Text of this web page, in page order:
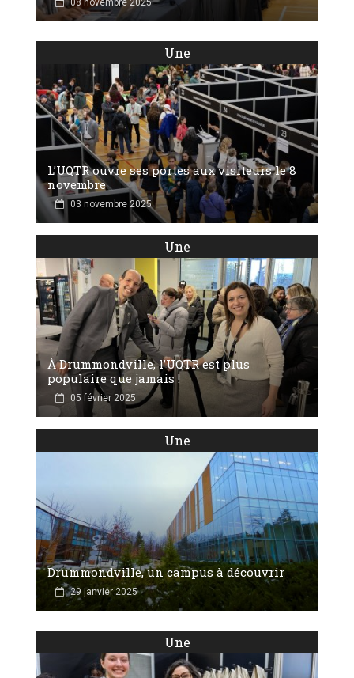
Une
L’UQTR ouvre ses portes aux visiteurs le 8
novembre
03 novembre 2025
Une
À Drummondville, l’UQTR est plus
populaire que jamais !
05 février 2025
Une
Drummondville, un campus à découvrir
29 janvier 2025
Une